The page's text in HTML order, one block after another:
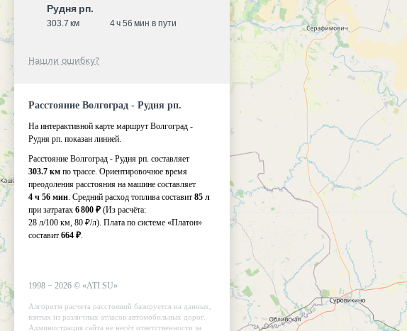
Рудня рп.
303.7 км 4 ч 56 мин в пути
Нашли ошибку?
Расстояние Волгоград - Рудня рп.
На интерактивной карте маршрут Волгоград -
Рудня рп. показан линией.
Расстояние Волгоград - Рудня рп. составляет
303.7 км по трассе. Ориентировочное время
преодоления расстояния на машине составляет
4 ч 56 мин. Средний расход топлива составит 85 л
при затратах 6 800 ₽ (Из расчёта:
28 л/100 км, 80 ₽/л). Плата по системе «Платон»
составит 664 ₽.
1998 − 2026 © «ATI.SU»
Алгоритм расчета расстояний базируется на данных,
взятых из различных атласов автомобильных дорог.
Администрация сайта не несёт ответственности за